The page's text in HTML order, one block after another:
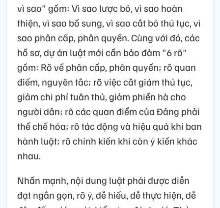
vì sao" gồm: Vì sao lược bỏ, vì sao hoàn
thiện, vì sao bổ sung, vì sao cắt bỏ thủ tục, vì
sao phân cấp, phân quyền. Cùng với đó, các
hồ sơ, dự án luật mới cần bảo đảm "6 rõ"
gồm: Rõ về phân cấp, phân quyền; rõ quan
điểm, nguyên tắc; rõ việc cắt giảm thủ tục,
giảm chi phí tuân thủ, giảm phiền hà cho
người dân; rõ các quan điểm của Đảng phải
thể chế hóa; rõ tác động và hiệu quả khi ban
hành luật; rõ chính kiến khi còn ý kiến khác
nhau.
Nhấn mạnh, nội dung luật phải được diễn
đạt ngắn gọn, rõ ý, dễ hiểu, dễ thực hiện, dễ